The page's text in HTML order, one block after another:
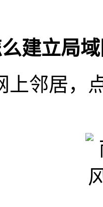
立局域
邻居，点